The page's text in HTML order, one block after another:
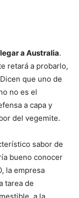
a Australia.
retará a probarlo,
que uno de
no es el
a capa y
del vegemite.
sabor de
bueno conocer
la empresa
tarea de
a la